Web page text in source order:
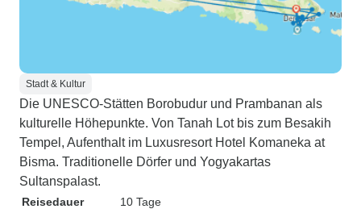
zur
Tempel und
trafen den
Lebensunterhalt
Leben führen,
gingen auch zu
Honig von
Stadt & Kultur
Die UNESCO-Stätten Borobudur und Prambanan als
kulturelle Höhepunkte. Von Tanah Lot bis zum Besakih
Tempel, Aufenthalt im Luxusresort Hotel Komaneka at
Bisma. Traditionelle Dörfer und Yogyakartas
Sultanspalast.
Reisedauer
10 Tage